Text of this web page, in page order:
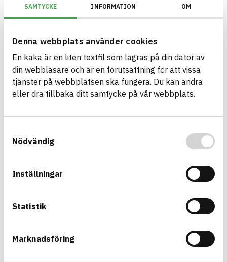
SAMTYCKE INFORMATION OM
Denna webbplats använder cookies
En kaka är en liten textfil som lagras på din dator av
din webbläsare och är en förutsättning för att vissa
tjänster på webbplatsen ska fungera. Du kan ändra
eller dra tillbaka ditt samtycke på vår webbplats.
Nödvändig
Inställningar
Statistik
Marknadsföring
Filter Återställ filter
BREEAM SE/Generation 2017/Kriterium: Mat 07 Farliga ämnen/
Bygg med BASTA - medvetna
BASTA-systemet är ensamt på marknaden om att
erbjuda kostnadsfri och publikt tillgänglig
anläggningsprodukter. BASTA-systemet erbjuder
även bedömningskriterier och betyg kopplat till